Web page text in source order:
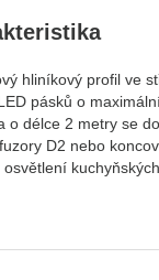
hliníkový profil ve
pásků o
o délce 2 metry se
D2 nebo